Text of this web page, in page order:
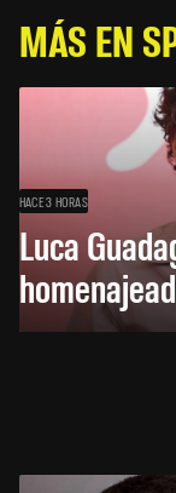
MÁS EN
HACE 3 HORAS
Luca